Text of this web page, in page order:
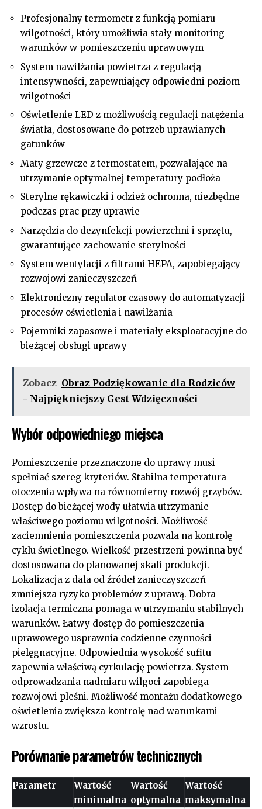
Profesjonalny termometr z funkcją pomiaru
wilgotności, który umożliwia stały monitoring
warunków w pomieszczeniu uprawowym
System nawilżania powietrza z regulacją
intensywności, zapewniający odpowiedni poziom
wilgotności
Oświetlenie LED z możliwością regulacji natężenia
światła, dostosowane do potrzeb uprawianych
gatunków
Maty grzewcze z termostatem, pozwalające na
utrzymanie optymalnej temperatury podłoża
Sterylne rękawiczki i odzież ochronna, niezbędne
podczas prac przy uprawie
Narzędzia do dezynfekcji powierzchni i sprzętu,
gwarantujące zachowanie sterylności
System wentylacji z filtrami HEPA, zapobiegający
rozwojowi zanieczyszczeń
Elektroniczny regulator czasowy do automatyzacji
procesów oświetlenia i nawilżania
Pojemniki zapasowe i materiały eksploatacyjne do
bieżącej obsługi uprawy
Zobacz Obraz Podziękowanie dla Rodziców
- Najpiękniejszy Gest Wdzięczności
Wybór odpowiedniego miejsca
Pomieszczenie przeznaczone do uprawy musi
spełniać szereg kryteriów. Stabilna temperatura
otoczenia wpływa na równomierny rozwój grzybów.
Dostęp do bieżącej wody ułatwia utrzymanie
właściwego poziomu wilgotności. Możliwość
zaciemnienia pomieszczenia pozwala na kontrolę
cyklu świetlnego. Wielkość przestrzeni powinna być
dostosowana do planowanej skali produkcji.
Lokalizacja z dala od źródeł zanieczyszczeń
zmniejsza ryzyko problemów z uprawą. Dobra
izolacja termiczna pomaga w utrzymaniu stabilnych
warunków. Łatwy dostęp do pomieszczenia
uprawowego usprawnia codzienne czynności
pielęgnacyjne. Odpowiednia wysokość sufitu
zapewnia właściwą cyrkulację powietrza. System
odprowadzania nadmiaru wilgoci zapobiega
rozwojowi pleśni. Możliwość montażu dodatkowego
oświetlenia zwiększa kontrolę nad warunkami
wzrostu.
Porównanie parametrów technicznych
Parametr
Wartość
minimalna
Wartość
optymalna
Wartość
maksymalna